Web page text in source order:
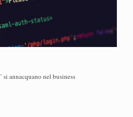
annacquano nel business